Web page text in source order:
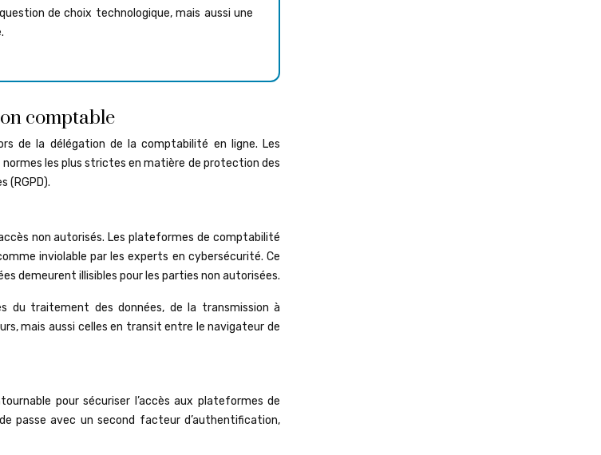
de choix technologique, mais aussi une
comptable
de la délégation de la comptabilité en ligne. Les
les plus strictes en matière de protection des
(RGPD).
non autorisés. Les plateformes de comptabilité
inviolable par les experts en cybersécurité. Ce
demeurent illisibles pour les parties non autorisées.
du traitement des données, de la transmission à
mais aussi celles en transit entre le navigateur de
pour sécuriser l’accès aux plateformes de
passe avec un second facteur d’authentification,